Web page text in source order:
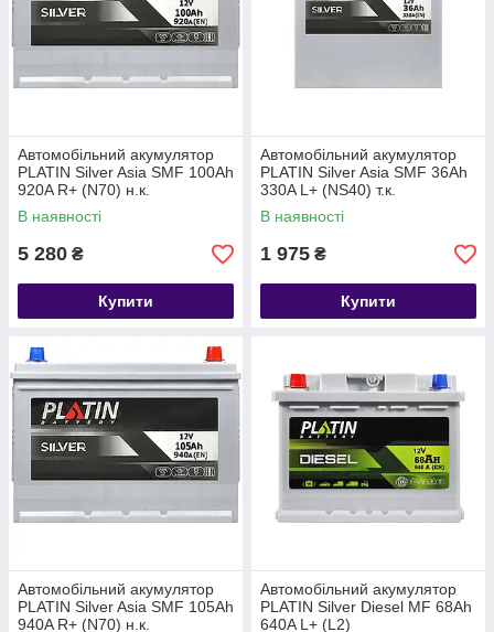
Автомобільний акумулятор
PLATIN Silver Asia SMF 100Ah
920A R+ (N70) н.к.
В наявності
5 280 ₴
Купити
Автомобільний акумулятор
PLATIN Silver Asia SMF 36Ah
330A L+ (NS40) т.к.
В наявності
1 975 ₴
Купити
Автомобільний акумулятор
PLATIN Silver Asia SMF 105Ah
940A R+ (N70) н.к.
Автомобільний акумулятор
PLATIN Silver Diesel MF 68Ah
640A L+ (L2)